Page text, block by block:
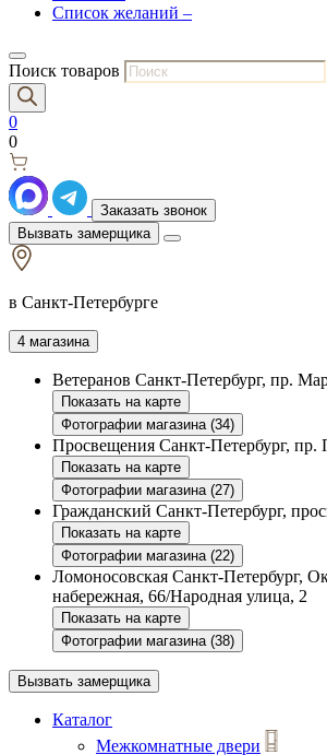
Список желаний –
Поиск товаров
0
0
Заказать звонок
Вызвать замерщика
в Санкт-Петербурге
4 магазина
Ветеранов Санкт-Петербург, пр.
Показать на карте
Фотографии магазина (34)
Просвещения Санкт-Петербург, пр.
Показать на карте
Фотографии магазина (27)
Гражданский Санкт-Петербург,
Показать на карте
Фотографии магазина (22)
Ломоносовская Санкт-Петербург,
набережная, 66/Народная улица, 2
Показать на карте
Фотографии магазина (38)
Вызвать замерщика
Каталог
Межкомнатные двери